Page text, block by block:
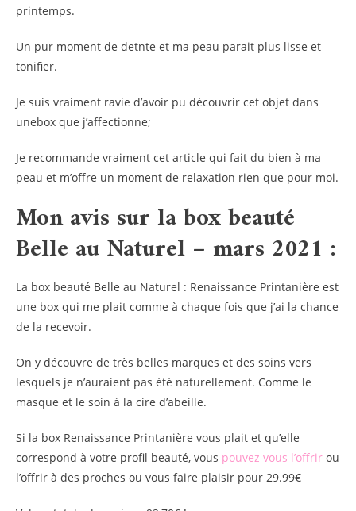
printemps.
Un pur moment de detnte et ma peau parait plus lisse et
tonifier.
Je suis vraiment ravie d’avoir pu découvrir cet objet dans
unebox que j’affectionne;
Je recommande vraiment cet article qui fait du bien à ma
peau et m’offre un moment de relaxation rien que pour moi.
Mon avis sur la box beauté
Belle au Naturel – mars 2021 :
La box beauté Belle au Naturel : Renaissance Printanière est
une box qui me plait comme à chaque fois que j’ai la chance
de la recevoir.
On y découvre de très belles marques et des soins vers
lesquels je n’auraient pas été naturellement. Comme le
masque et le soin à la cire d’abeille.
Si la box Renaissance Printanière vous plait et qu’elle
correspond à votre profil beauté, vous pouvez vous l’offrir ou
l’offrir à des proches ou vous faire plaisir pour 29.99€